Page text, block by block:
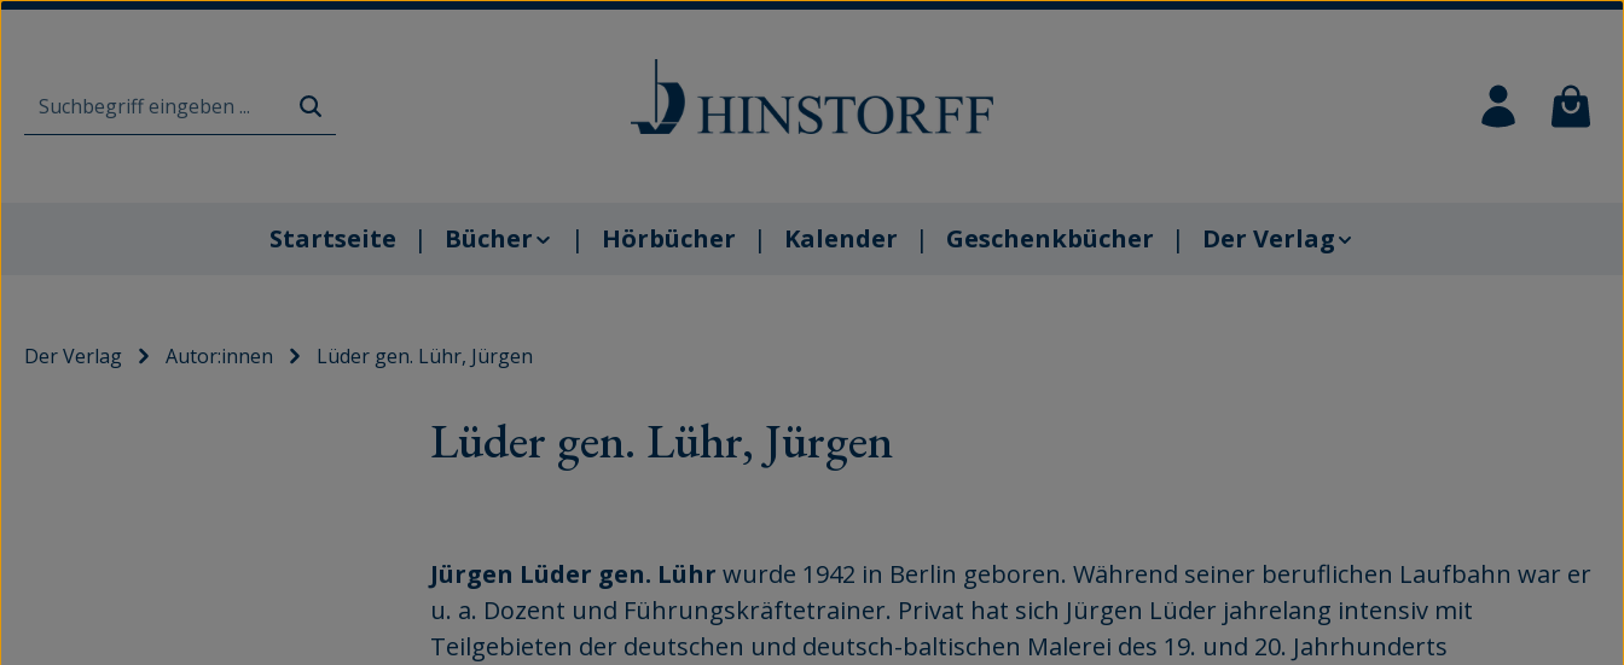
Startseite Bücher Hörbücher Kalender Geschenkbücher Der Verlag
Der Verlag Autor:innen Lüder gen. Lühr, Jürgen
Lüder gen. Lühr, Jürgen
Jürgen Lüder gen. Lühr wurde 1942 in Berlin geboren. Während seiner beruflichen Laufbahn war er
u. a. Dozent und Führungskräftetrainer. Privat hat sich Jürgen Lüder jahrelang intensiv mit
Teilgebieten der deutschen und deutsch-baltischen Malerei des 19. und 20. Jahrhunderts